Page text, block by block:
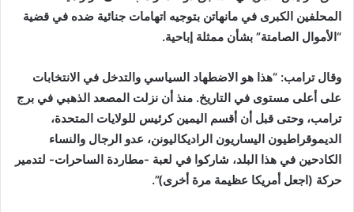
المحلفين الكبرى في مانهاتن بتوجيه اتهامات جنائية ضده في قضية
“الأموال الصامتة” بشأن ممثلة إباحية.
وقال ترامب: “هذا هو الاضطهاد السياسي والتدخل في الانتخابات
على أعلى مستوى في التاريخ. منذ أن نزلت المصعد الذهبي في برج
ترامب، وحتى قبل أن أقسم اليمين كرئيس للولايات المتحدة،
الديموقراطيون اليساريون الراديكاليونن، عدو الرجال والنساء
الكادحين في هذا البلد، شاركوا في لعبة -مطاردة الساحرات- لتدمير
حركة (اجعل أمريكا عظيمة مرة أخرى)”.